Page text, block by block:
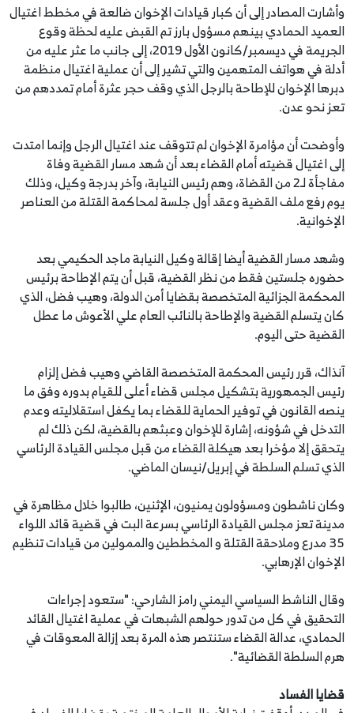
وأشارت المصادر إلى أن كبار قيادات الإخوان ضالعة في مخطط اغتيال
العميد الحمادي بينهم مسؤول بارز تم القبض عليه لحظة وقوع
الجريمة في ديسمبر/كانون الأول 2019، إلى جانب ما عثر عليه من
أدلة في هواتف المتهمين والتي تشير إلى أن عملية اغتيال منظمة
دبرها الإخوان للإطاحة بالرجل الذي وقف حجر عثرة أمام تمددهم من
تعز نحو عدن.
وأوضحت أن مؤامرة الإخوان لم تتوقف عند اغتيال الرجل وإنما امتدت
إلى اغتيال قضيته أمام القضاء بعد أن شهد مسار القضية وفاة
مفاجأة لـ2 من القضاة، وهم رئيس النيابة، وآخر بدرجة وكيل، وذلك
يوم رفع ملف القضية وعقد أول جلسة لمحاكمة القتلة من العناصر
الإخوانية.
وشهد مسار القضية أيضا إقالة وكيل النيابة ماجد الحكيمي بعد
حضوره جلستين فقط من نظر القضية، قبل أن يتم الإطاحة برئيس
المحكمة الجزائية المتخصصة بقضايا أمن الدولة، وهيب فضل، الذي
كان يتسلم القضية والإطاحة بالنائب العام علي الأعوش ما عطل
القضية حتى اليوم.
آنذاك، قرر رئيس المحكمة المتخصصة القاضي وهيب فضل إلزام
رئيس الجمهورية بتشكيل مجلس قضاء أعلى للقيام بدوره وفق ما
ينصه القانون في توفير الحماية للقضاء بما يكفل استقلاليته وعدم
التدخل في شؤونه، إشارة للإخوان وعبثهم بالقضية، لكن ذلك لم
يتحقق إلا مؤخرا بعد هيكلة القضاء من قبل مجلس القيادة الرئاسي
الذي تسلم السلطة في إبريل/نيسان الماضي.
وكان ناشطون ومسؤولون يمنيون، الإثنين، طالبوا خلال مظاهرة في
مدينة تعز مجلس القيادة الرئاسي بسرعة البت في قضية قائد اللواء
35 مدرع وملاحقة القتلة و المخططين والممولين من قيادات تنظيم
الإخوان الإرهابي.
وقال الناشط السياسي اليمني رامز الشارحي: "ستعود إجراءات
التحقيق في كل من تدور حولهم الشبهات في عملية اغتيال القائد
الحمادي، عدالة القضاء ستنتصر هذه المرة بعد إزالة المعوقات في
هرم السلطة القضائية".
قضايا الفساد